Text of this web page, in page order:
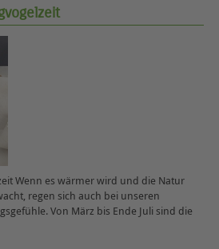
Wenn es wärmer wird und die Natur
regen sich auch bei unseren
Von März bis Ende Juli sind die